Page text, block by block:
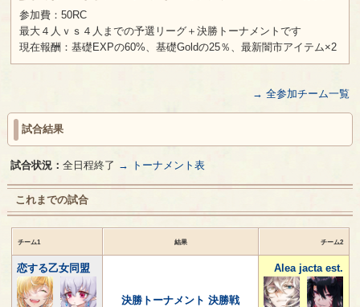
参加費：50RC
最大４人ｖｓ４人までの予選リーグ＋決勝トーナメントです
現在報酬：基礎EXPの60%、基礎Goldの25％、最新闇市アイテム×2
→ 全参加チーム一覧
試合結果
試合状況：全日程終了 → トーナメント表
これまでの試合
チーム1 結果 チーム2
恋する乙女同盟
決勝トーナメント 決勝戦
Alea jacta est.